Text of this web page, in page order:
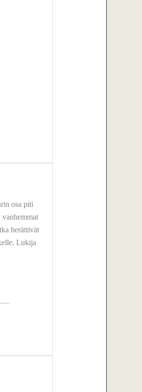
osa piti
vanhemmat
herättivät
Lukija